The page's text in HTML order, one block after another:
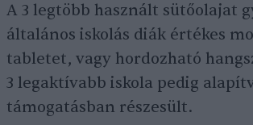
A 3 legtöbb használt sütőolajat
általános iskolás diák értékes
tabletet, vagy hordozható
3 legaktívabb iskola pedig
támogatásban részesült.